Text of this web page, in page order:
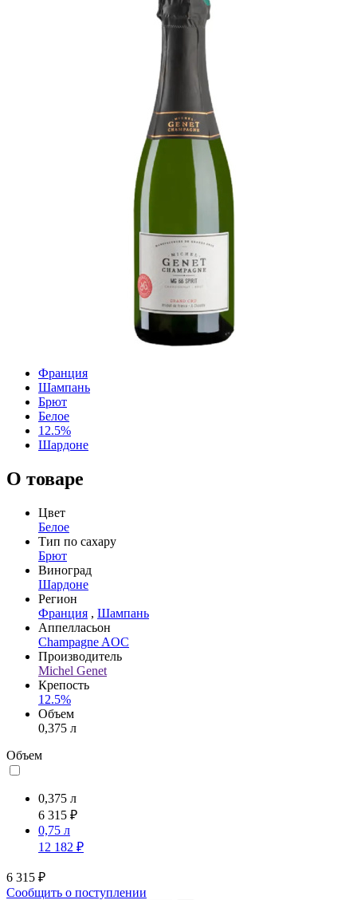
Франция
Шампань
Брют
Белое
12.5%
Шардоне
О товаре
Цвет
Белое
Тип по сахару
Брют
Виноград
Шардоне
Регион
Франция , Шампань
Аппелласьон
Champagne AOC
Производитель
Michel Genet
Крепость
12.5%
Объем
0,375 л
Объем
0,375 л
6 315 ₽
0,75 л
12 182 ₽
6 315 ₽
Сообщить о поступлении